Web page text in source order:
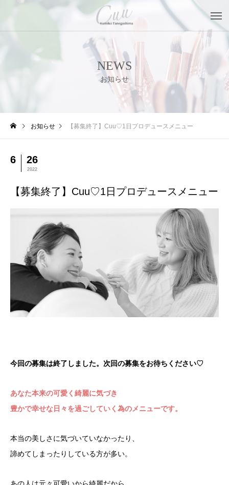
NEWS
お知らせ
お知らせ 【募集終了】Cuu♡1日プロデュースメニュー
6 26
2022
【募集終了】Cuu♡1日プロデュースメニュー
今回の募集は終了しました。次回の募集をお待ちください♡
あなた本来の可愛く綺麗に気づき
豊かで幸せな日々を過ごしていく為のメニューです。
本当の美しさに気づいていなかったり、
諦めてしまったりしている方が多い。